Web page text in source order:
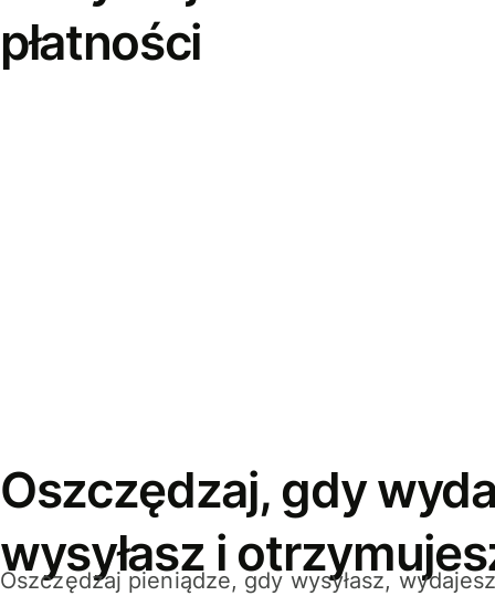
płatności
Oszczędzaj, gdy
wysyłasz i
Oszczędzaj pieniądze, gdy wysyłasz,